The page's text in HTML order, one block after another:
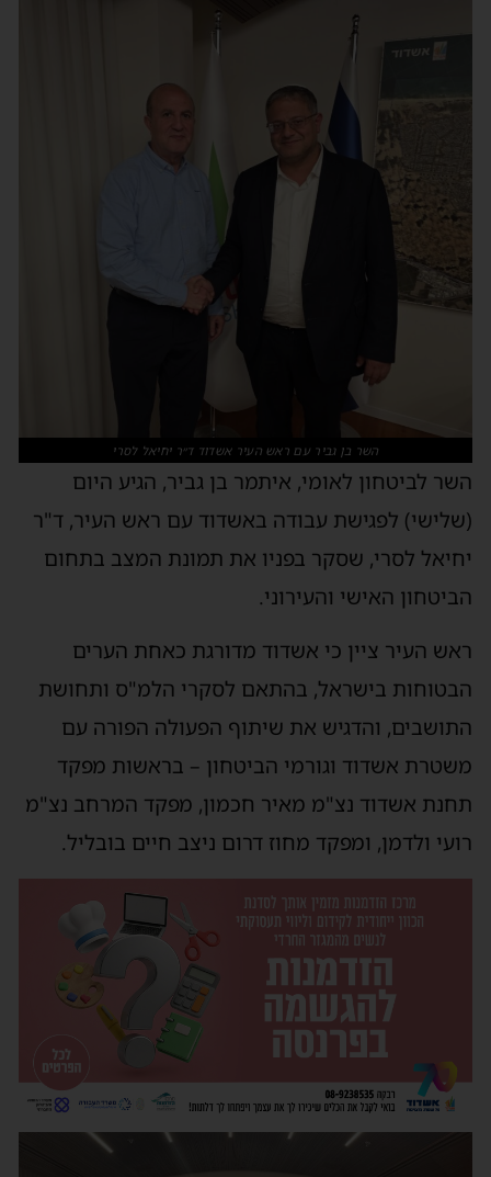
השר בן גביר עם ראש העיר אשדוד ד״ר יחיאל לסרי
השר לביטחון לאומי, איתמר בן גביר, הגיע היום
(שלישי) לפגישת עבודה באשדוד עם ראש העיר, ד"ר
יחיאל לסרי, שסקר בפניו את תמונת המצב בתחום
הביטחון האישי והעירוני.
ראש העיר ציין כי אשדוד מדורגת כאחת הערים
הבטוחות בישראל, בהתאם לסקרי הלמ"ס ותחושת
התושבים, והדגיש את שיתוף הפעולה הפורה עם
משטרת אשדוד וגורמי הביטחון – בראשות מפקד
תחנת אשדוד נצ"מ מאיר חכמון, מפקד המרחב נצ"מ
רועי ולדמן, ומפקד מחוז דרום ניצב חיים בובליל.